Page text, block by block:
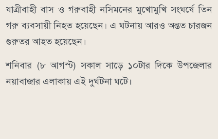
যাত্রীবাহী বাস ও গরুবাহী নসিমনের মুখোমুখি সংঘর্ষে তিন
গরু ব্যবসায়ী নিহত হয়েছেন। এ ঘটনায় আরও অন্তত চারজন
গুরুতর আহত হয়েছেন।
শনিবার (৮ আগস্ট) সকাল সাড়ে ১০টার দিকে উপজেলার
নয়াবাজার এলাকায় এই দুর্ঘটনা ঘটে।